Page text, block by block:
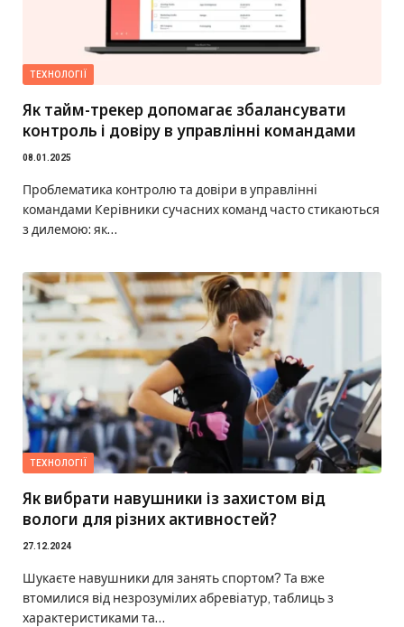
ТЕХНОЛОГІЇ
Як тайм-трекер допомагає збалансувати
контроль і довіру в управлінні командами
08.01.2025
Проблематика контролю та довіри в управлінні
командами Керівники сучасних команд часто стикаються
з дилемою: як…
ТЕХНОЛОГІЇ
Як вибрати навушники із захистом від
вологи для різних активностей?
27.12.2024
Шукаєте навушники для занять спортом? Та вже
втомилися від незрозумілих абревіатур, таблиць з
характеристиками та…